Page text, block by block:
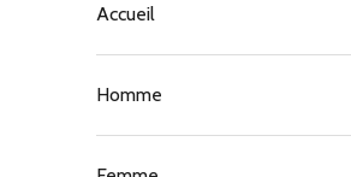
Accueil
Homme